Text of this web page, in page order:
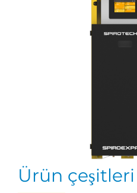
Ürün çeşitleri